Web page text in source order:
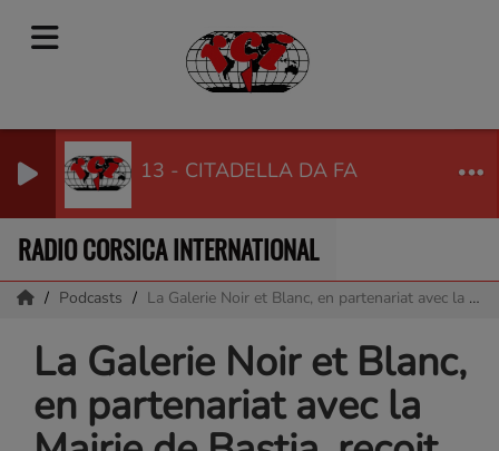
13 - CITADELLA DA FA
RADIO CORSICA INTERNATIONAL
Podcasts La Galerie Noir et Blanc, en partenariat avec la Mairie de Bastia, reçoit jusqu'au 21 juin le prestigieux salon parisien des « Réalités Nouvelles ». invité d'André Casabianca : Olivier DI PIZIO, le président du festival "Réalités nouvelles"
La Galerie Noir et Blanc,
en partenariat avec la